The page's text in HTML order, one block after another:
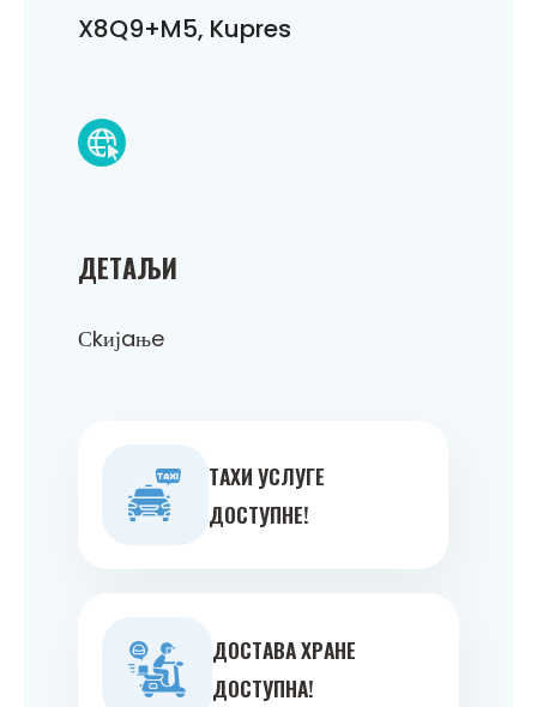
ДEТAЉИ
Сkијaњe
ТAXИ УСЛУГE
ДOСТУПНE!
ДOСТAВA ХРAНE
ДOСТУПНA!
X8Q9+M5, Kupres